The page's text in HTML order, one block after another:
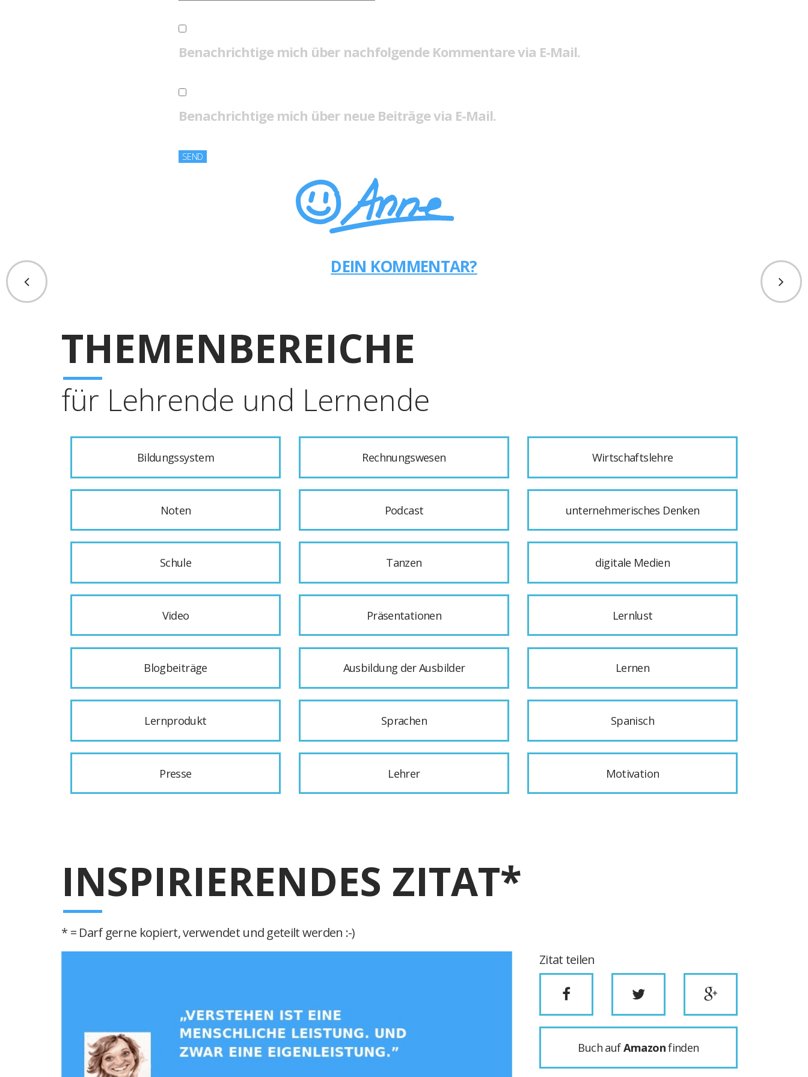
Benachrichtige mich über nachfolgende Kommentare via E-Mail.
Benachrichtige mich über neue Beiträge via E-Mail.
DEIN KOMMENTAR?
THEMENBEREICHE
für Lehrende und Lernende
Bildungssystem Rechnungswesen Wirtschaftslehre
Noten Podcast unternehmerisches Denken
Schule Tanzen digitale Medien
Video Präsentationen Lernlust
Blogbeiträge Ausbildung der Ausbilder Lernen
Lernprodukt Sprachen Spanisch
Presse Lehrer Motivation
INSPIRIERENDES ZITAT*
* = Darf gerne kopiert, verwendet und geteilt werden :-)
Zitat teilen
Buch aufAmazonfinden